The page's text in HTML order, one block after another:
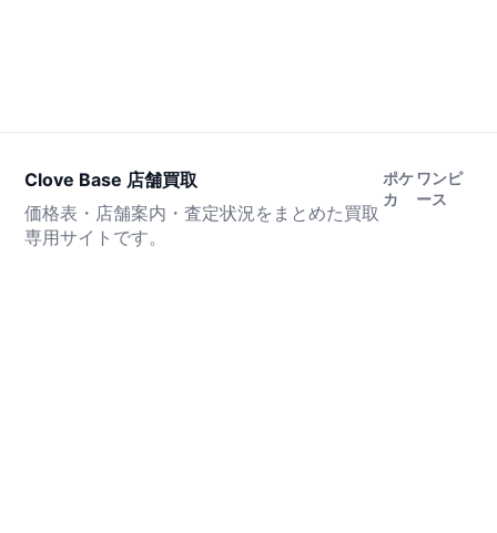
Clove Base 店舗買取
価格表・店舗案内・査定状況をまとめた買取
専用サイトです。
ポケ
カ
ワンピ
ース